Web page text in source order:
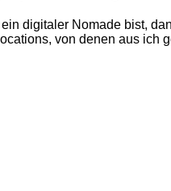
digitaler Nomade bist,
von denen aus